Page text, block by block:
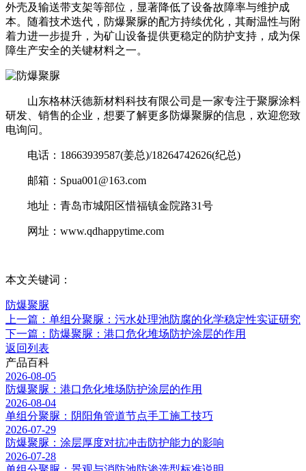
外壳及输送带支架等部位，显著降低了设备故障率与维护成
本。随着技术迭代，防爆聚脲的配方持续优化，其耐温性与附
着力进一步提升，为矿山设备提供更稳定的防护支持，成为保
障生产安全的关键材料之一。
山东格林沃德新材料科技有限公司是一家专注于聚脲涂料
研发、销售的企业，想要了解更多防爆聚脲的信息，欢迎您致
电询问。
电话：18663939587(姜总)/18264742626(纪总)
邮箱：Spua001@163.com
地址：青岛市城阳区惜福镇金院路31号
网址：www.qdhappytime.com
本文关键词：
防爆聚脲
上一篇：单组分聚脲：污水处理池防腐的化学稳定性实证研究
下一篇：防爆聚脲：港口危化堆场防护涂层的作用
返回列表
产品百科
2026-08-05
防爆聚脲：港口危化堆场防护涂层的作用
2026-08-04
单组分聚脲：阴阳角管道节点手工施工技巧
2026-07-29
防爆聚脲：涂层厚度对抗冲击防护能力的影响
2026-07-28